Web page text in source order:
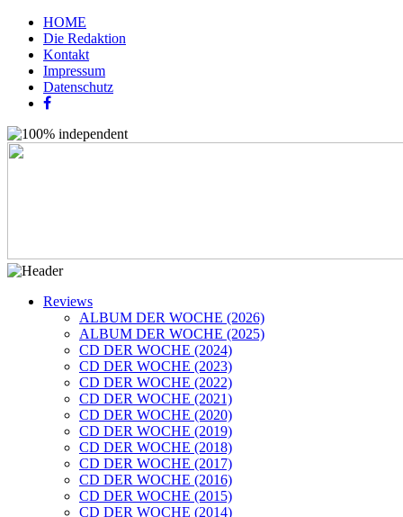
HOME
Die Redaktion
Kontakt
Impressum
Datenschutz
Reviews
ALBUM DER WOCHE (2026)
ALBUM DER WOCHE (2025)
CD DER WOCHE (2024)
CD DER WOCHE (2023)
CD DER WOCHE (2022)
CD DER WOCHE (2021)
CD DER WOCHE (2020)
CD DER WOCHE (2019)
CD DER WOCHE (2018)
CD DER WOCHE (2017)
CD DER WOCHE (2016)
CD DER WOCHE (2015)
CD DER WOCHE (2014)